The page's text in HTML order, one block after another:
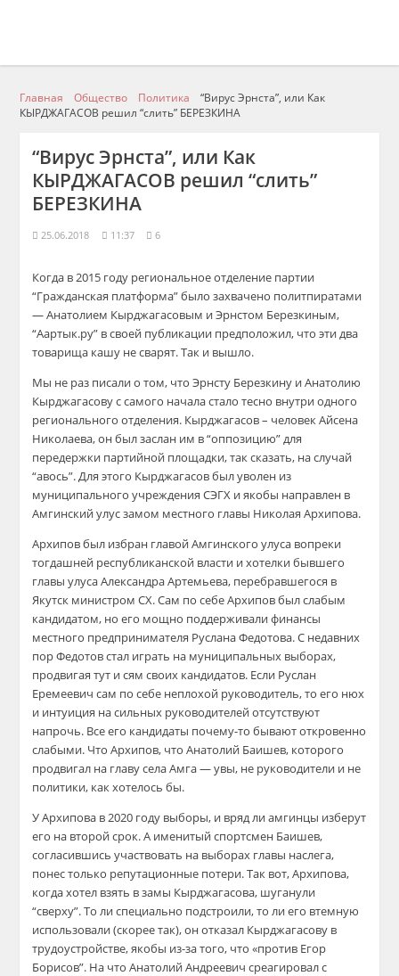
Главная Общество Политика
“Вирус Эрнста”, или Как
КЫРДЖАГАСОВ решил “слить” БЕРЕЗКИНА
“Вирус Эрнста”, или Как
КЫРДЖАГАСОВ решил “слить”
БЕРЕЗКИНА
25.06.2018 11:37 6
Когда в 2015 году региональное отделение партии
“Гражданская платформа” было захвачено политпиратами
— Анатолием Кырджагасовым и Эрнстом Березкиным,
“Аартык.ру” в своей публикации предположил, что эти два
товарища кашу не сварят. Так и вышло.
Мы не раз писали о том, что Эрнсту Березкину и Анатолию
Кырджагасову с самого начала стало тесно внутри одного
регионального отделения. Кырджагасов – человек Айсена
Николаева, он был заслан им в “оппозицию” для
передержки партийной площадки, так сказать, на случай
“авось”. Для этого Кырджагасов был уволен из
муниципального учреждения СЭГХ и якобы направлен в
Амгинский улус замом местного главы Николая Архипова.
Архипов был избран главой Амгинского улуса вопреки
тогдашней республиканской власти и хотелки бывшего
главы улуса Александра Артемьева, перебравшегося в
Якутск министром СХ. Сам по себе Архипов был слабым
кандидатом, но его мощно поддерживали финансы
местного предпринимателя Руслана Федотова. С недавних
пор Федотов стал играть на муниципальных выборах,
продвигая тут и сям своих кандидатов. Если Руслан
Еремеевич сам по себе неплохой руководитель, то его нюх
и интуиция на сильных руководителей отсутствуют
напрочь. Все его кандидаты почему-то бывают откровенно
слабыми. Что Архипов, что Анатолий Баишев, которого
продвигал на главу села Амга — увы, не руководители и не
политики, как хотелось бы.
У Архипова в 2020 году выборы, и вряд ли амгинцы изберут
его на второй срок. А именитый спортсмен Баишев,
согласившись участвовать на выборах главы наслега,
понес только репутационные потери. Так вот, Архипова,
когда хотел взять в замы Кырджагасова, шуганули
“сверху”. То ли специально подстроили, то ли его втемную
использовали (скорее так), он отказал Кырджагасову в
трудоустройстве, якобы из-за того, что «против Егор
Борисов”. На что Анатолий Андреевич среагировал с